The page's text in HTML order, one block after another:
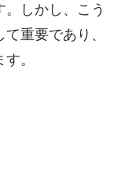
しかし、こう
重要であり、
。